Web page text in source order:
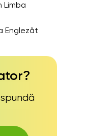
Limba
Englezăt